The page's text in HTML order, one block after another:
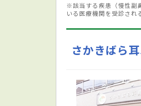
※該当する疾患（慢性副
いる医療機関を受診され
さかきばら